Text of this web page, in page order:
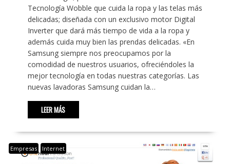
Tecnología Wobble que cuida la ropa y las telas más
delicadas; diseñada con un exclusivo motor Digital
Inverter que dará más tiempo de vida a la ropa y
además cuida muy bien las prendas delicadas. «En
Samsung siempre nos preocupamos por la
comodidad de nuestros usuarios, ofreciéndoles la
mejor tecnología en todas nuestras categorías. Las
nuevas lavadoras Samsung cuidan la…
LEER MÁS
Empresas Internet